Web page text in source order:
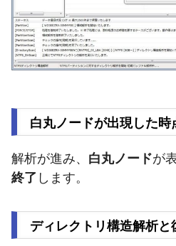
白丸ノードが出現した時
解析が進み、 白丸ノードが
終了 します。
ディレクトリ構造解析と